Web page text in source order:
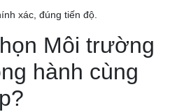
xác, đúng tiến độ.
Môi trường
hành cùng